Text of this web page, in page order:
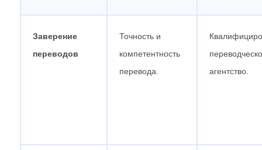
Заверение
переводов
Точность и
компетентность
перевода.
агентство.